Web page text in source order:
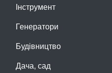
Інструмент
Генератори
Будівництво
Дача, сад